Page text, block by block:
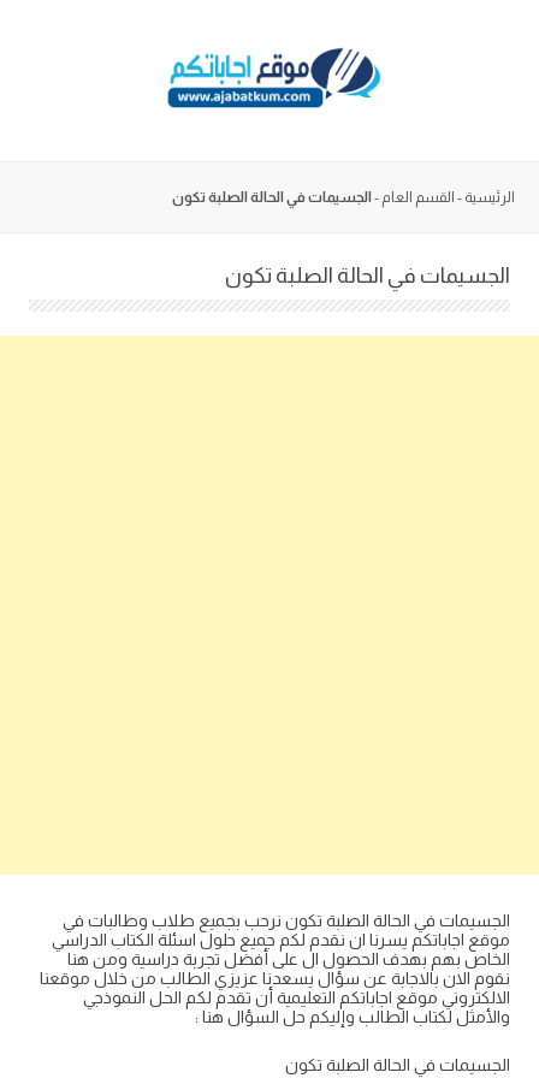
الرئيسية - القسم العام - الجسيمات في الحالة الصلبة تكون
الجسيمات في الحالة الصلبة تكون
الجسيمات في الحالة الصلبة تكون نرحب بجميع طلاب وطالبات في
موقع اجاباتكم يسرنا ان نقدم لكم جميع حلول اسئلة الكتاب الدراسي
الخاص بهم بهدف الحصول ال على أفضل تجربة دراسية ومن هنا
نقوم الان بالاجابة عن سؤال يسعدنا عزيزي الطالب من خلال موقعنا
الالكتروني موقع اجاباتكم التعليمية أن تقدم لكم الحل النموذجي
والأمثل لكتاب الطالب وإليكم حل السؤال هنا :
الجسيمات في الحالة الصلبة تكون